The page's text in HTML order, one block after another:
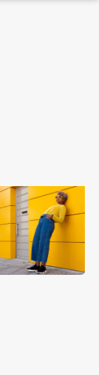
>Administration de